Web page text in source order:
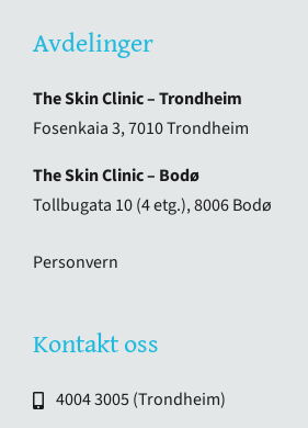
Avdelinger
The Skin Clinic – Trondheim
Fosenkaia 3, 7010 Trondheim
The Skin Clinic – Bodø
Tollbugata 10 (4 etg.), 8006 Bodø
Personvern
Kontakt oss
4004 3005 (Trondheim)